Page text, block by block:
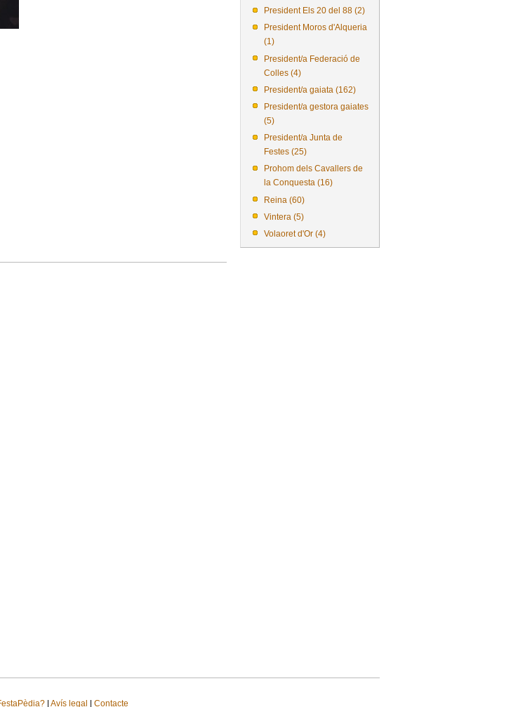
President Els 20 del 88 (2)
President Moros d'Alqueria
(1)
President/a Federació de
Colles (4)
President/a gaiata (162)
President/a gestora gaiates
(5)
President/a Junta de
Festes (25)
Prohom dels Cavallers de
la Conquesta (16)
Reina (60)
Vintera (5)
Volaoret d'Or (4)
| Avís legal Contacte